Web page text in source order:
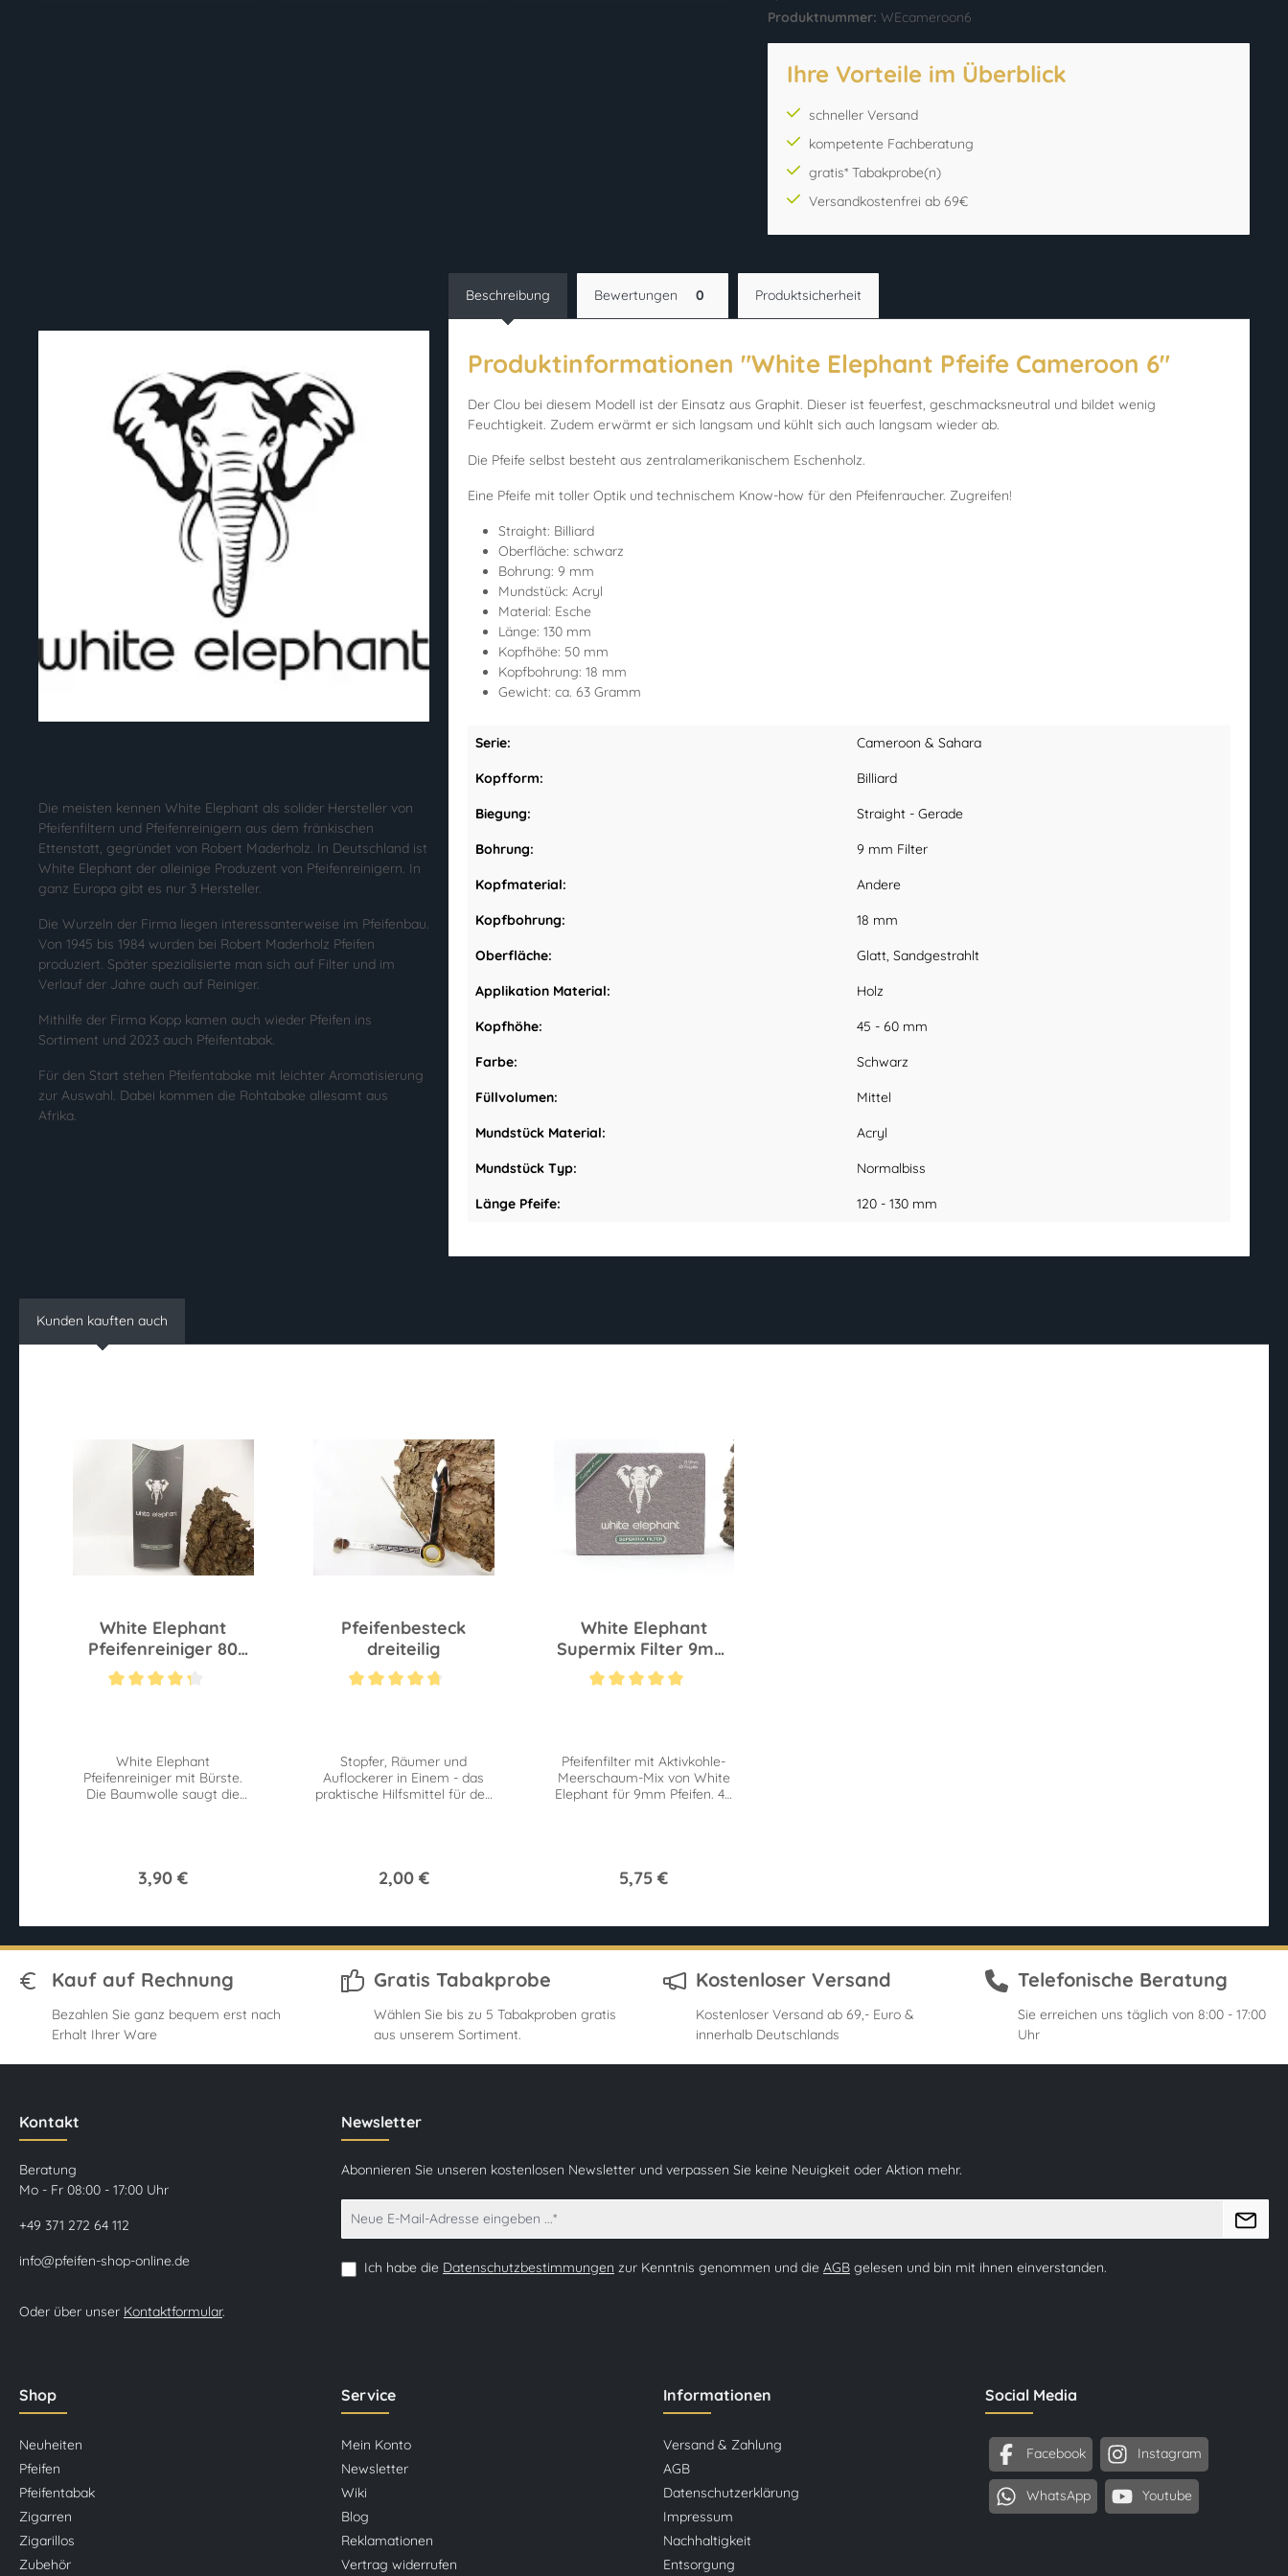
Produktnummer: WEcameroon6
Ihre Vorteile im Überblick
schneller Versand
kompetente Fachberatung
gratis* Tabakprobe(n)
Versandkostenfrei ab 69€
Die meisten kennen White Elephant als solider Hersteller von
Pfeifenfiltern und Pfeifenreinigern aus dem fränkischen
Ettenstatt, gegründet von Robert Maderholz. In Deutschland ist
White Elephant der alleinige Produzent von Pfeifenreinigern. In
ganz Europa gibt es nur 3 Hersteller.
Die Wurzeln der Firma liegen interessanterweise im Pfeifenbau.
Von 1945 bis 1984 wurden bei Robert Maderholz Pfeifen
produziert. Später spezialisierte man sich auf Filter und im
Verlauf der Jahre auch auf Reiniger.
Mithilfe der Firma Kopp kamen auch wieder Pfeifen ins
Sortiment und 2023 auch Pfeifentabak.
Für den Start stehen Pfeifentabake mit leichter Aromatisierung
zur Auswahl. Dabei kommen die Rohtabake allesamt aus
Afrika.
Beschreibung Bewertungen 0 Produktsicherheit
Produktinformationen "White Elephant Pfeife Cameroon 6"
Der Clou bei diesem Modell ist der Einsatz aus Graphit. Dieser ist feuerfest, geschmacksneutral und bildet wenig
Feuchtigkeit. Zudem erwärmt er sich langsam und kühlt sich auch langsam wieder ab.
Die Pfeife selbst besteht aus zentralamerikanischem Eschenholz.
Eine Pfeife mit toller Optik und technischem Know-how für den Pfeifenraucher. Zugreifen!
Straight: Billiard
Oberfläche: schwarz
Bohrung: 9 mm
Mundstück: Acryl
Material: Esche
Länge: 130 mm
Kopfhöhe: 50 mm
Kopfbohrung: 18 mm
Gewicht: ca. 63 Gramm
Serie: Cameroon & Sahara
Kopfform: Billiard
Biegung: Straight - Gerade
Bohrung: 9 mm Filter
Kopfmaterial: Andere
Kopfbohrung: 18 mm
Oberfläche: Glatt, Sandgestrahlt
Applikation Material: Holz
Kopfhöhe: 45 - 60 mm
Farbe: Schwarz
Füllvolumen: Mittel
Mundstück Material: Acryl
Mundstück Typ: Normalbiss
Länge Pfeife: 120 - 130 mm
Kunden kauften auch
White Elephant
Pfeifenreiniger 80
Stück
White Elephant
Pfeifenreiniger mit Bürste.
Die Baumwolle saugt die
3,90 €
Pfeifenbesteck
dreiteilig
Stopfer, Räumer und
Auflockerer in Einem - das
praktische Hilfsmittel für den
2,00 €
White Elephant
Supermix Filter 9mm
S 40 St
Pfeifenfilter mit Aktivkohle-
Meerschaum-Mix von White
Elephant für 9mm Pfeifen. 40
5,75 €
Kauf auf Rechnung
Bezahlen Sie ganz bequem erst nach
Erhalt Ihrer Ware
Gratis Tabakprobe
Wählen Sie bis zu 5 Tabakproben gratis
aus unserem Sortiment.
Kostenloser Versand
Kostenloser Versand ab 69,- Euro &
innerhalb Deutschlands
Telefonische Beratung
Sie erreichen uns täglich von 8:00 - 17:00
Uhr
Kontakt
Beratung
Mo - Fr 08:00 - 17:00 Uhr
+49 371 272 64 112
info@pfeifen-shop-online.de
Oder über unser Kontaktformular.
Newsletter
Abonnieren Sie unseren kostenlosen Newsletter und verpassen Sie keine Neuigkeit oder Aktion mehr.
Ich habe die Datenschutzbestimmungen zur Kenntnis genommen und die AGB gelesen und bin mit ihnen einverstanden.
Social Media
Facebook Instagram
WhatsApp Youtube
Shop
Neuheiten
Pfeifen
Pfeifentabak
Zigarren
Zigarillos
Zubehör
Service
Mein Konto
Newsletter
Wiki
Blog
Reklamationen
Vertrag widerrufen
Informationen
Versand & Zahlung
AGB
Datenschutzerklärung
Impressum
Nachhaltigkeit
Entsorgung